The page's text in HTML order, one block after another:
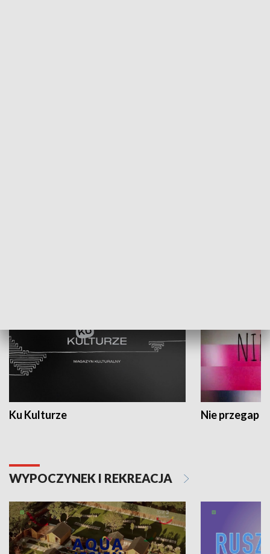
Ku Kulturze Nie przegap
WYPOCZYNEK I REKREACJA